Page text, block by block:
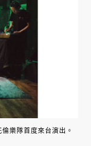
樂隊首度來台演出。